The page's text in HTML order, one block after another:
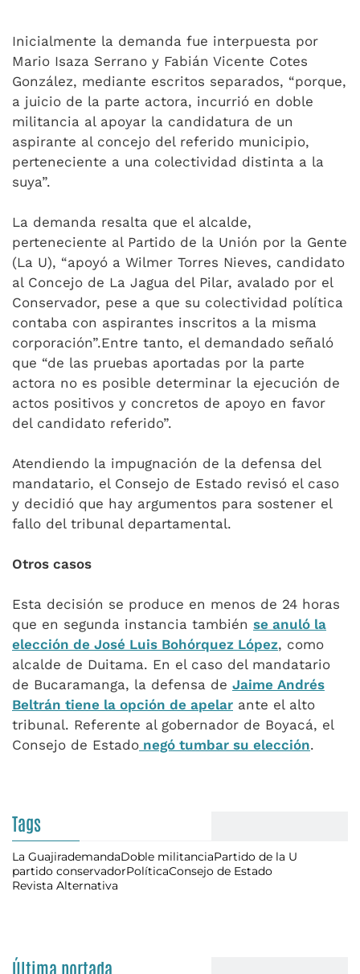
Inicialmente la demanda fue interpuesta por
Mario Isaza Serrano y Fabián Vicente Cotes
González, mediante escritos separados, “porque,
a juicio de la parte actora, incurrió en doble
militancia al apoyar la candidatura de un
aspirante al concejo del referido municipio,
perteneciente a una colectividad distinta a la
suya”.
La demanda resalta que el alcalde,
perteneciente al Partido de la Unión por la Gente
(La U), “apoyó a Wilmer Torres Nieves, candidato
al Concejo de La Jagua del Pilar, avalado por el
Conservador, pese a que su colectividad política
contaba con aspirantes inscritos a la misma
corporación”.Entre tanto, el demandado señaló
que “de las pruebas aportadas por la parte
actora no es posible determinar la ejecución de
actos positivos y concretos de apoyo en favor
del candidato referido”.
Atendiendo la impugnación de la defensa del
mandatario, el Consejo de Estado revisó el caso
y decidió que hay argumentos para sostener el
fallo del tribunal departamental.
Otros casos
Esta decisión se produce en menos de 24 horas
que en segunda instancia también se anuló la
elección de José Luis Bohórquez López, como
alcalde de Duitama. En el caso del mandatario
de Bucaramanga, la defensa de Jaime Andrés
Beltrán tiene la opción de apelar ante el alto
tribunal. Referente al gobernador de Boyacá, el
Consejo de Estado negó tumbar su elección.
Tags
La GuajirademandaDoble militanciaPartido de la U
partido conservadorPolíticaConsejo de Estado
Revista Alternativa
Última portada